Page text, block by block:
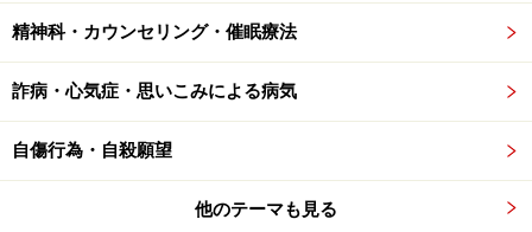
ー呼吸法」を心がけましょう。深い呼吸をすることで、
セットされるはずです。
さらに、日常生活の中で、人と話をするときや、一人で
歩いているときにも、「ゆっくり」を意識することが大
事です。焦って行動するとイライラと怒りっぽくなり、
精神科・カウンセリング・催眠療法
詐病・心気症・思いこみによる病気
自傷行為・自殺願望
他のテーマも見る